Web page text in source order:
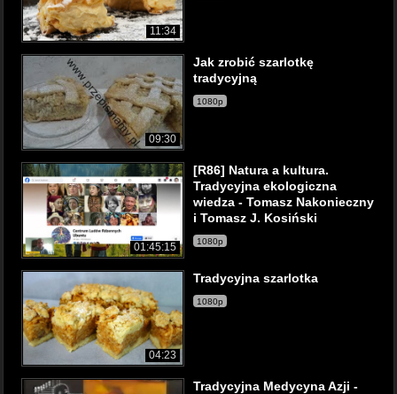
11:34
09:30
Jak zrobić szarlotkę
tradycyjną
1080p
01:45:15
[R86] Natura a kultura.
Tradycyjna ekologiczna
wiedza - Tomasz Nakonieczny
i Tomasz J. Kosiński
1080p
04:23
Tradycyjna szarlotka
1080p
Tradycyjna Medycyna Azji -